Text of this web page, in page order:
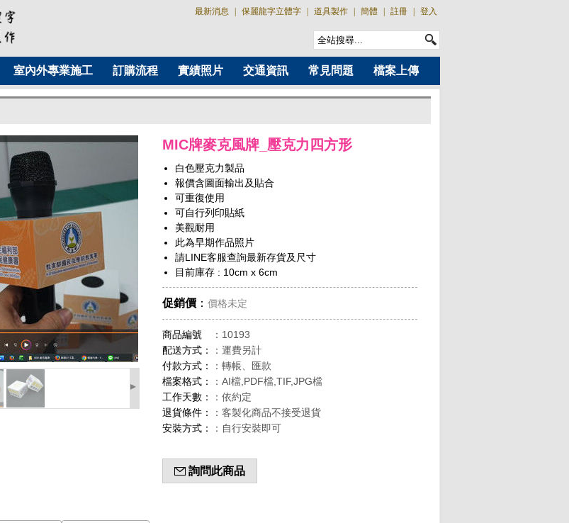
最新消息 保麗龍字立體字 道具製作 簡體 註冊 登入
室內外專業施工 訂購流程 實績照片 交通資訊 常見問題 檔案上傳
▸
MIC牌麥克風牌_壓克力四方形
白色壓克力製品
報價含圖面輸出及貼合
可重復使用
可自行列印貼紙
美觀耐用
此為早期作品照片
請LINE客服查詢最新存貨及尺寸
目前庫存 : 10cm x 6cm
促銷價 ： 價格未定
商品編號
：10193
配送方式：
：運費另計
付款方式：
：轉帳、匯款
檔案格式：
：AI檔,PDF檔,TIF,JPG檔
工作天數：
：依約定
退貨條件：
：客製化商品不接受退貨
安裝方式：
：自行安裝即可
詢問此商品